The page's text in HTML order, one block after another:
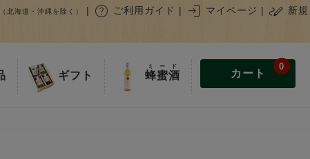
（北海道・沖縄を除く） | help ご利用ガイド | login マイページ | stylus_note 新規
ギフト 蜂蜜酒
ミード
カート
0